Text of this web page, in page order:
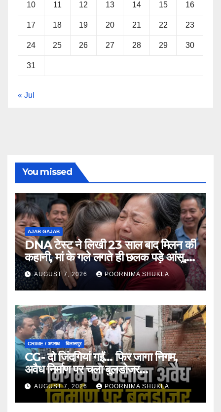
10 11 12 13 14 15 16
17 18 19 20 21 22 23
24 25 26 27 28 29 30
31
« Jul
You missed
AJAB GAJAB
DNA टेस्ट ने लिखी 23 साल बाद मिलन की
कहानी, मां के गले लगते ही छलक पड़े आंसू,
भावुक कर देगी ये मुलाकात…
AUGUST 7, 2026 POORNIMA SHUKLA
CRIME / अपराध बिलासपुर
CG- दो जिंदगियां गईं… फिर जागा निगम,
अवैध निर्माण पर चला बुलडोजर…
AUGUST 7, 2026 POORNIMA SHUKLA